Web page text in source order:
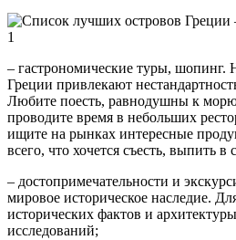
– гастрономические туры, шопинг.
Греции привлекают
Любите поесть, равнодушны к
проводите время в небольших
ищите на рынках интересные
всего, что хочется съесть, выпить в
– достопримечательности и
мировое историческое наследие.
исторических фактов и
исследований;